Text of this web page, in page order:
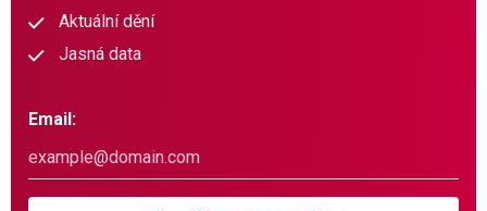
Aktuální dění
Jasná data
Email: